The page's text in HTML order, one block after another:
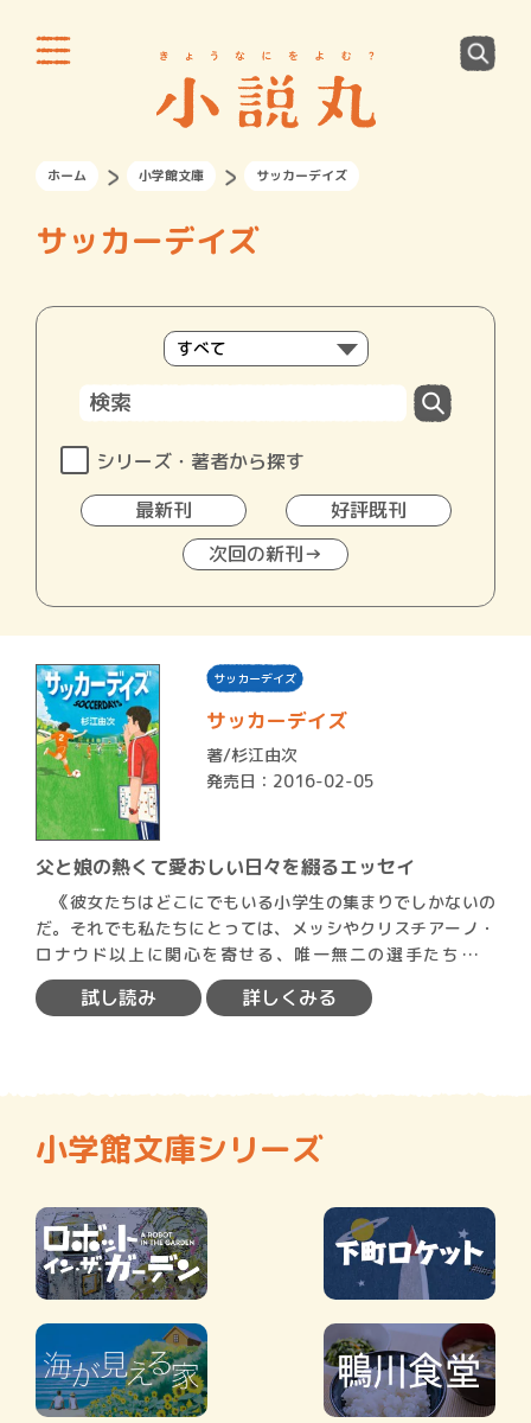
ホーム 小学館文庫 サッカーデイズ
サッカーデイズ
シリーズ・著者から探す
最新刊
好評既刊
次回の新刊→
サッカーデイズ
サッカーデイズ
著/杉江由次
発売日：2016-02-05
父と娘の熱くて愛おしい日々を綴るエッセイ
《彼女たちはどこにでもいる小学生の集まりでしかないの
だ。それでも私たちにとっては、メッシやクリスチアーノ・
ロナウド以上に関心を寄せる、唯一無二の選手たちだっ
た。》（本文…
試し読み 詳しくみる
小学館文庫シリーズ